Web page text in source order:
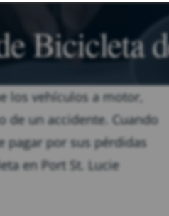
Bicicleta
los vehículos a motor,
de un accidente. Cuando
pagar por sus pérdidas
en Port St. Lucie